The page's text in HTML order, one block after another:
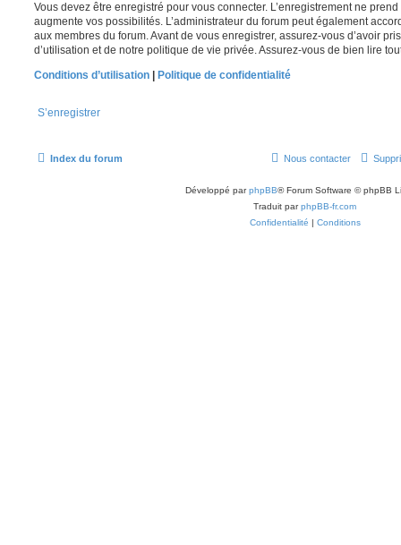
Vous devez être enregistré pour vous connecter. L’enregistrement ne
augmente vos possibilités. L’administrateur du forum peut également
aux membres du forum. Avant de vous enregistrer, assurez-vous d’avoir
d’utilisation et de notre politique de vie privée. Assurez-vous de bien lire
Conditions d’utilisation
Politique de confidentialité
S’enregistrer
Index du forum Nous contacter
Développé parphpBB® Forum Software © phpBB
Traduit parphpBB-fr.com
Confidentialité | Conditions